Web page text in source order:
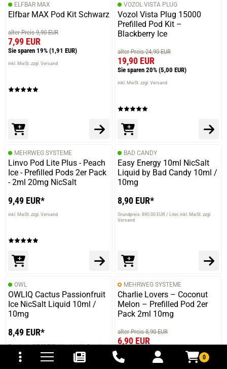
0
und Versandkosten
ELFBAR MAX
Elfbar MAX Pod Kit Schwarz
alter Preis 9,90 EUR
7,99 EUR
Sie sparen 19% (1,91 EUR)
inkl. MwSt. zzgl. Versand
VOZOL VISTA PLUG
Vozol Vista Plug 15000
Prefilled Pod Kit –
Blackberry Ice
alter Preis 24,90 EUR
19,90 EUR
Sie sparen 20% (5,00 EUR)
inkl. MwSt. zzgl. Versand
MEHRWEG SYSTEME
Linvo Pod Lite Plus - Peach
Ice - Prefilled Pods 2er Pack
- 2ml 20mg NicSalt
9,49 EUR*
inkl. MwSt. zzgl. Versand
BAD CANDY
Easy Energy 10ml NicSalt
Liquid by Bad Candy 10ml /
10mg
8,90 EUR*
Grundpreis: 890,00 EUR / Liter inkl. MwSt. zzgl.
Versand
OWL
OWLIQ Cactus Passionfruit
Ice NicSalt Liquid 10ml /
10mg
8,49 EUR*
Grundpreis: 849,00 EUR / Liter inkl. MwSt. zzgl.
Versand
MEHRWEG SYSTEME
Charlie Lovers – Coconut
Melon – Prefilled Pod 2er
Pack 2ml 10mg
alter Preis 8,90 EUR
6,90 EUR
Sie sparen 22%(2,00 EUR)
inkl. MwSt. zzgl. Versand